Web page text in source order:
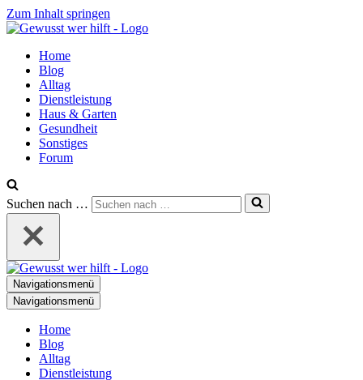
Zum Inhalt springen
Home
Blog
Alltag
Dienstleistung
Haus & Garten
Gesundheit
Sonstiges
Forum
Suchen nach …
Navigationsmenü
Navigationsmenü
Home
Blog
Alltag
Dienstleistung